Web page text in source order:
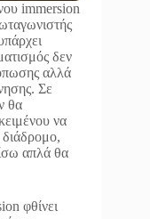
immersion
δεν
αλλά
Σε
θα
να
απλά θα
φθίνει